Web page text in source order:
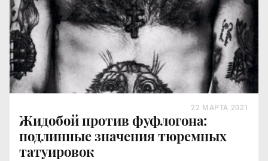
Жидобой против фуфлогона:
подлинные значения тюремных
татуировок
22 МАРТА 2021